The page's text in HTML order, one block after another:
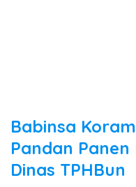
Babinsa
Pandan
Dinas TPHBun